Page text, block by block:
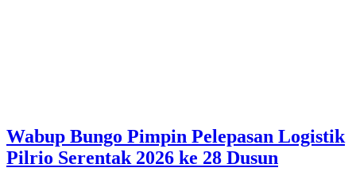
Wabup Bungo Pimpin Pelepasan Logistik
Pilrio Serentak 2026 ke 28 Dusun